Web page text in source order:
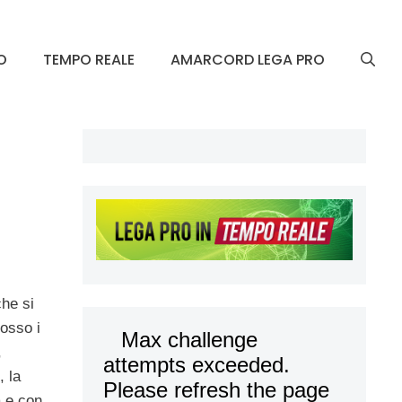
TEMPO REALE AMARCORD LEGA PRO
si
i
la